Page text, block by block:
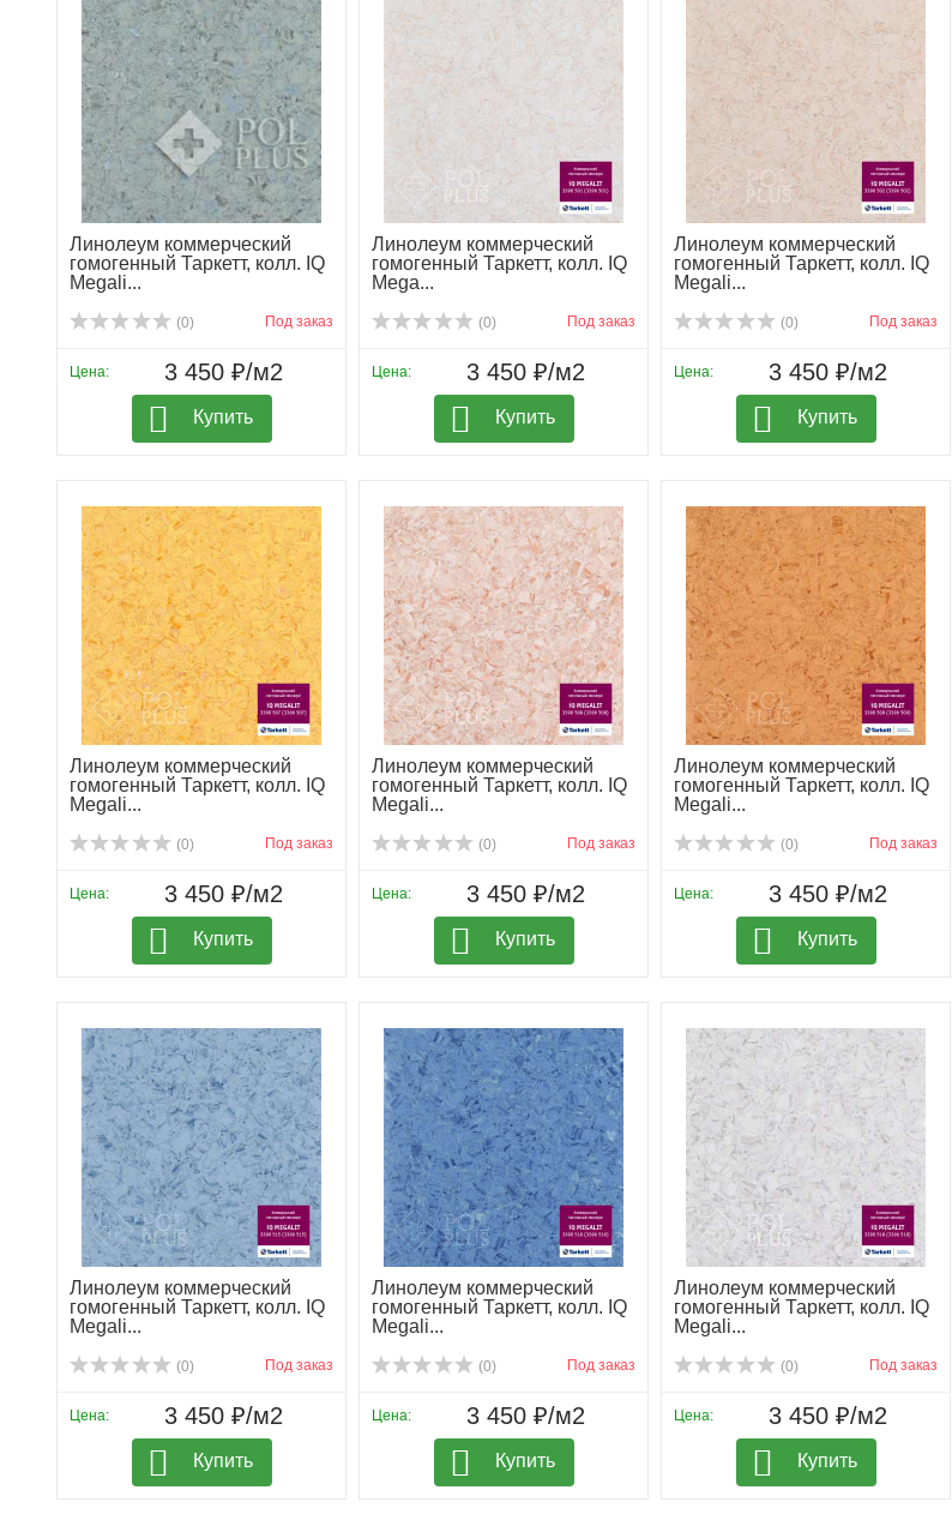
Линолеум коммерческий
гомогенный Таркетт, колл. IQ
Megali...
(0) Под заказ
Цена: 3 450 ₽/м2
Купить
Линолеум коммерческий
гомогенный Таркетт, колл. IQ
Mega...
(0) Под заказ
Цена: 3 450 ₽/м2
Купить
Линолеум коммерческий
гомогенный Таркетт, колл. IQ
Megali...
(0) Под заказ
Цена: 3 450 ₽/м2
Купить
Линолеум коммерческий
гомогенный Таркетт, колл. IQ
Megali...
(0) Под заказ
Цена: 3 450 ₽/м2
Купить
Линолеум коммерческий
гомогенный Таркетт, колл. IQ
Megali...
(0) Под заказ
Цена: 3 450 ₽/м2
Купить
Линолеум коммерческий
гомогенный Таркетт, колл. IQ
Megali...
(0) Под заказ
Цена: 3 450 ₽/м2
Купить
Линолеум коммерческий
гомогенный Таркетт, колл. IQ
Megali...
(0) Под заказ
Цена: 3 450 ₽/м2
Купить
Линолеум коммерческий
гомогенный Таркетт, колл. IQ
Megali...
(0) Под заказ
Цена: 3 450 ₽/м2
Купить
Линолеум коммерческий
гомогенный Таркетт, колл. IQ
Megali...
(0) Под заказ
Цена: 3 450 ₽/м2
Купить